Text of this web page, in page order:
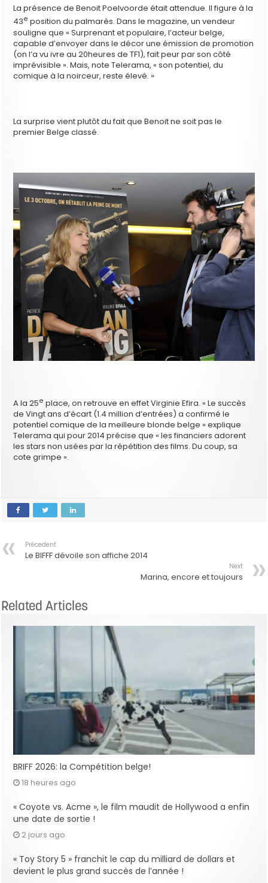
La présence de Benoit Poelvoorde était attendue. Il figure à la
43e position du palmarès. Dans le magazine, un vendeur
souligne que « Surprenant et populaire, l’acteur belge,
capable d’envoyer dans le décor une émission de promotion
(on l’a vu ivre au 20heures de TF1), fait peur par son côté
imprévisible ». Mais, note Telerama, « son potentiel, du
comique à la noirceur, reste élevé. »
La surprise vient plutôt du fait que Benoit ne soit pas le
premier Belge classé.
A la 25e place, on retrouve en effet Virginie Efira. « Le succès
de Vingt ans d’écart (1.4 million d’entrées) a confirmé le
potentiel comique de la meilleure blonde belge » explique
Telerama qui pour 2014 précise que « les financiers adorent
les stars non usées par la répétition des films. Du coup, sa
cote grimpe ».
Précedent
Le BIFFF dévoile son affiche 2014
Next
Marina, encore et toujours
Related Articles
BRIFF 2026: la Compétition belge!
18 heures ago
« Coyote vs. Acme », le film maudit de Hollywood a enfin
une date de sortie !
2 jours ago
« Toy Story 5 » franchit le cap du milliard de dollars et
devient le plus grand succès de l’année !